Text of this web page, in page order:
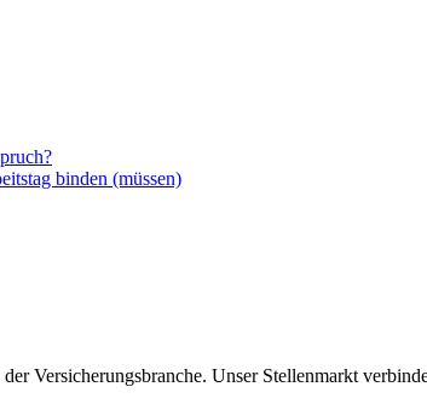
binden (müssen)
Versicherungsbranche. Unser Stellenmarkt